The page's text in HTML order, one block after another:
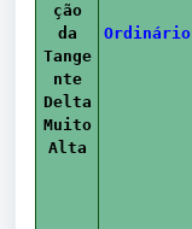
ção
da
Tange
nte
Delta
Muito
Alta
Ordinário